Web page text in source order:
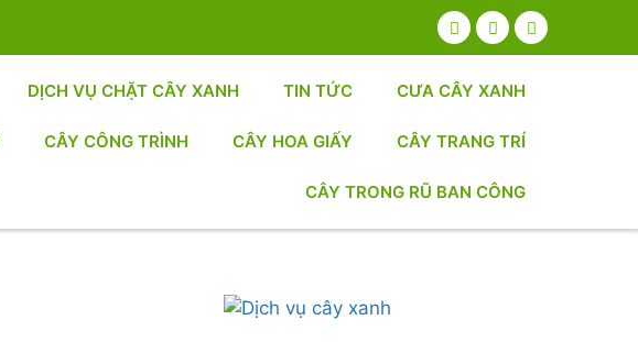
DỊCH VỤ CHẶT CÂY XANH TIN TỨC CƯA CÂY XANH
CÂY CÔNG TRÌNH CÂY HOA GIẤY CÂY TRANG TRÍ
CÂY TRONG RŨ BAN CÔNG